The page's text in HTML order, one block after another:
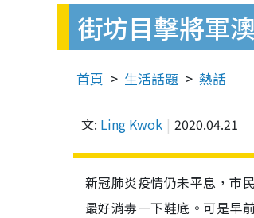
街坊目擊將軍
首頁 生活話題 熱話
文: Ling Kwok 2020.04.21
新冠肺炎疫情仍未平息，市
最好消毒一下鞋底。可是早